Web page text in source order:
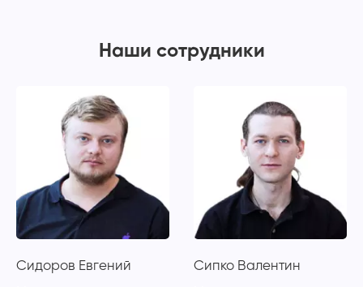
Наши сотрудники
Сидоров Евгений Сипко Валентин